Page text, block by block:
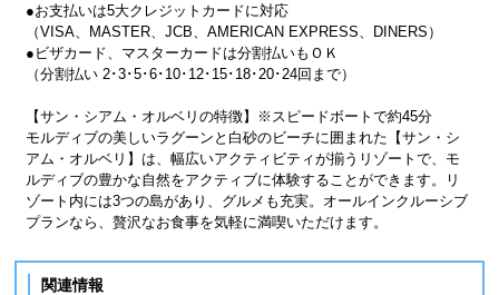
●お支払いは5大クレジットカードに対応
（VISA、MASTER、JCB、AMERICAN EXPRESS、DINERS）
●ビザカード、マスターカードは分割払いもＯＫ
（分割払い 2･3･5･6･10･12･15･18･20･24回まで）
【サン・シアム・オルベリの特徴】※スピードボートで約45分
モルディブの美しいラグーンと白砂のビーチに囲まれた【サン・シ
アム・オルベリ】は、幅広いアクティビティが揃うリゾートで、モ
ルディブの豊かな自然をアクティブに体験することができます。リ
ゾート内には3つの島があり、グルメも充実。オールインクルーシブ
プランなら、贅沢なお食事を気軽に満喫いただけます。
関連情報